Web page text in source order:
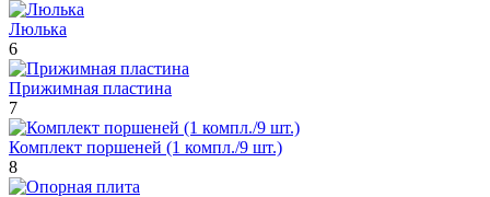
Люлька
6
Прижимная пластина
7
Комплект поршеней (1 компл./9 шт.)
8